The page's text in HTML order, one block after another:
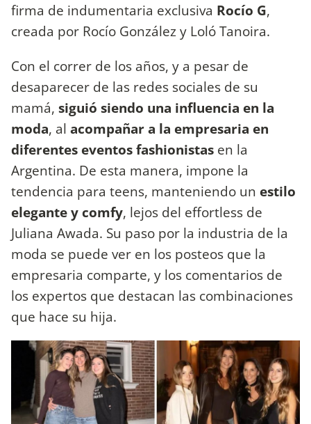
firma de indumentaria exclusiva Rocío G,
creada por Rocío González y Loló Tanoira.
Con el correr de los años, y a pesar de
desaparecer de las redes sociales de su
mamá, siguió siendo una influencia en la
moda, al acompañar a la empresaria en
diferentes eventos fashionistas en la
Argentina. De esta manera, impone la
tendencia para teens, manteniendo un estilo
elegante y comfy, lejos del effortless de
Juliana Awada. Su paso por la industria de la
moda se puede ver en los posteos que la
empresaria comparte, y los comentarios de
los expertos que destacan las combinaciones
que hace su hija.